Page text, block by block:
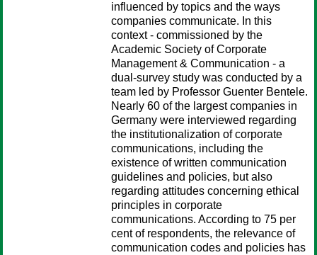
influenced by topics and the ways
companies communicate. In this
context - commissioned by the
Academic Society of Corporate
Management & Communication - a
dual-survey study was conducted by a
team led by Professor Guenter Bentele.
Nearly 60 of the largest companies in
Germany were interviewed regarding
the institutionalization of corporate
communications, including the
existence of written communication
guidelines and policies, but also
regarding attitudes concerning ethical
principles in corporate
communications. According to 75 per
cent of respondents, the relevance of
communication codes and policies has